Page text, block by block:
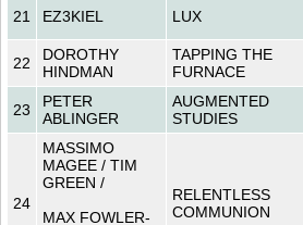
21 EZ3KIEL LUX
22
DOROTHY
HINDMAN
TAPPING THE
FURNACE
23
PETER
ABLINGER
AUGMENTED
STUDIES
24
MASSIMO
MAGEE / TIM
GREEN /
MAX FOWLER-
RELENTLESS
COMMUNION